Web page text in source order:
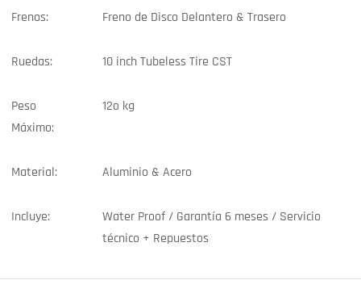
Frenos: Freno de Disco Delantero & Trasero
Ruedas: 10 inch Tubeless Tire CST
Peso
Máximo:
12o kg
Material: Aluminio & Acero
Incluye:
Water Proof / Garantía 6 meses / Servicio
técnico + Repuestos